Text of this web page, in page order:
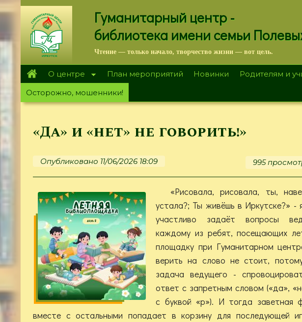
Перейти
к
основному
содержанию
Гуманитарный центр -
библиотека имени семьи
Чтение — только начало, творчество жизни — вот цель.
О центре План мероприятий Новинки Родителям и
Осторожно, мошенники!
«Да» и «нет» не говорить!»
Опубликовано 11/06/2026 18:09 995
«Рисовала, рисовала, ты,
устала?; Ты живёшь в Иркутске?» -
участливо задаёт вопросы
каждому из ребят, посещающих
площадку при Гуманитарном
верить на слово не стоит,
задача ведущего -
ответ с запретным словом («да»,
с буквой «р»). И тогда заветная
вместе с остальными попадает в корзину для последующей